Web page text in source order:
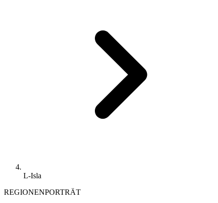
L-Isla
REGIONENPORTRÄT